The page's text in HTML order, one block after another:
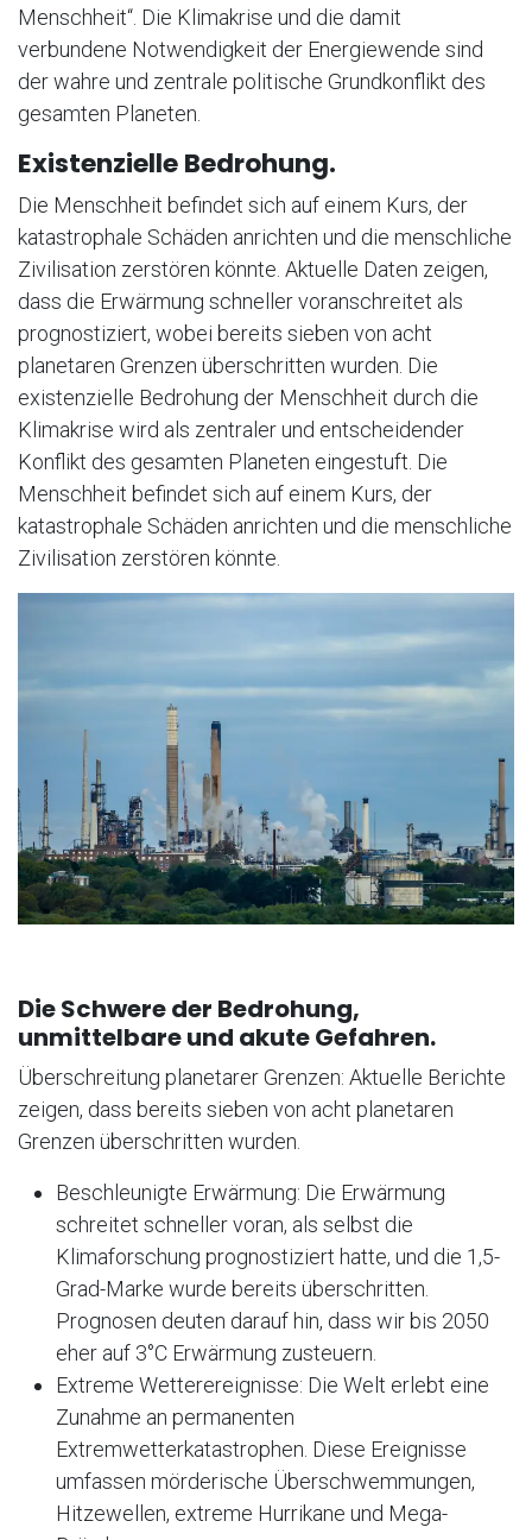
Menschheit“. Die Klimakrise und die damit
verbundene Notwendigkeit der Energiewende sind
der wahre und zentrale politische Grundkonflikt des
gesamten Planeten.
Existenzielle Bedrohung.
Die Menschheit befindet sich auf einem Kurs, der
katastrophale Schäden anrichten und die menschliche
Zivilisation zerstören könnte. Aktuelle Daten zeigen,
dass die Erwärmung schneller voranschreitet als
prognostiziert, wobei bereits sieben von acht
planetaren Grenzen überschritten wurden. Die
existenzielle Bedrohung der Menschheit durch die
Klimakrise wird als zentraler und entscheidender
Konflikt des gesamten Planeten eingestuft. Die
Menschheit befindet sich auf einem Kurs, der
katastrophale Schäden anrichten und die menschliche
Zivilisation zerstören könnte.
Die Schwere der Bedrohung,
unmittelbare und akute Gefahren.
Überschreitung planetarer Grenzen: Aktuelle Berichte
zeigen, dass bereits sieben von acht planetaren
Grenzen überschritten wurden.
Beschleunigte Erwärmung: Die Erwärmung
schreitet schneller voran, als selbst die
Klimaforschung prognostiziert hatte, und die 1,5-
Grad-Marke wurde bereits überschritten.
Prognosen deuten darauf hin, dass wir bis 2050
eher auf 3°C Erwärmung zusteuern.
Extreme Wetterereignisse: Die Welt erlebt eine
Zunahme an permanenten
Extremwetterkatastrophen. Diese Ereignisse
umfassen mörderische Überschwemmungen,
Hitzewellen, extreme Hurrikane und Mega-